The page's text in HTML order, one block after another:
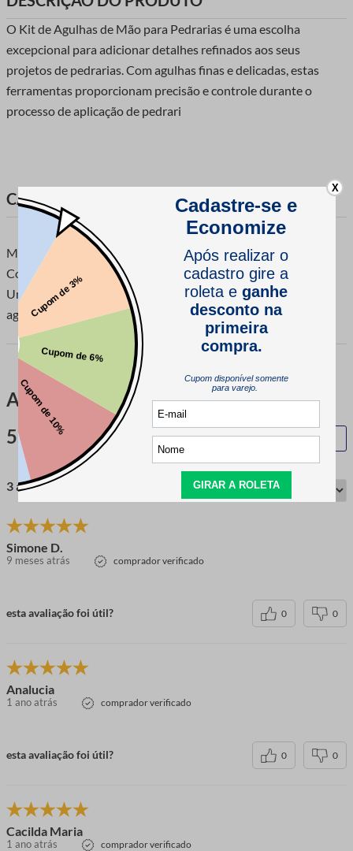
O Kit de Agulhas de Mão para Pedrarias é uma escolha
excepcional para adicionar detalhes refinados aos seus
projetos de pedrarias. Com agulhas finas e delicadas, estas
ferramentas proporcionam precisão e controle durante o
processo de aplicação de pedrari
CARACTERÍSTICAS DO PRODUTO
Marca: Lulitex
Composição: Aço
Unidade de Venda: 1 cartela com 2 unidades Tamanhos: 2
agulhas com 9,5cm cada.
Avaliações
5.0
QUERO AVALIAR
3 avaliações
Simone D.
9 meses atrás comprador verificado
esta avaliação foi útil? 0 0
Analucia
1 ano atrás comprador verificado
esta avaliação foi útil? 0 0
Cacilda Maria
1 ano atrás comprador verificado
X